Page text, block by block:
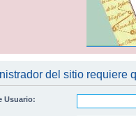
del sitio requiere
Usuario: